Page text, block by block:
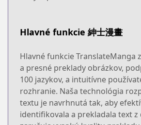
Hlavné funkcie 紳士漫畫
Hlavné funkcie TranslateManga
a presné preklady obrázkov,
100 jazykov, a intuitívne
rozhranie. Naša technológia
textu je navrhnutá tak, aby
identifikovala a prekladala text z